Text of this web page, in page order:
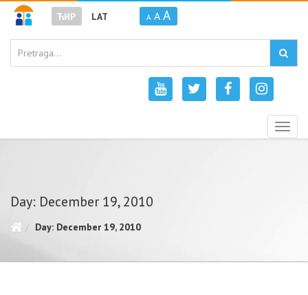
ЋИР LAT A A A
Day: December 19, 2010
Day: December 19, 2010